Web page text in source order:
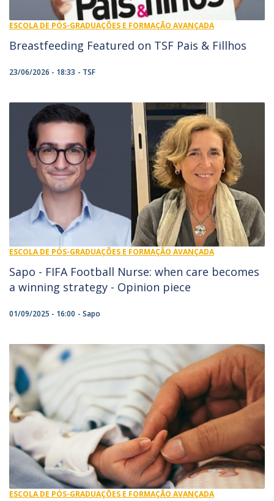
ESCOLA DE PÓS-GRADUAÇÕES E FORMAÇÃO AVANÇADA
Breastfeeding Featured on TSF Pais & Fillhos
23/06/2026 - 18:33 TSF
ESCOLA DE PÓS-GRADUAÇÕES E FORMAÇÃO AVANÇADA
Sapo - FIFA Football Nurse: when care becomes
a winning strategy - Opinion piece
01/09/2025 - 16:00 Sapo
ESCOLA DE PÓS-GRADUAÇÕES E FORMAÇÃO AVANÇADA